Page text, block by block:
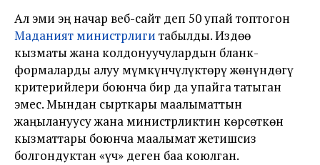
Ал эми эң начар веб-сайт деп 50 упай топтогон
Маданият министрлиги табылды. Издөө
кызматы жана колдонуучулардын бланк-
формаларды алуу мүмкүнчүлүктөрү жөнүндөгү
критерийлери боюнча бир да упайга татыган
эмес. Мындан сырткары маалыматтын
жаңылануусу жана министрликтин көрсөткөн
кызматтары боюнча маалымат жетишсиз
болгондуктан «үч» деген баа коюлган.